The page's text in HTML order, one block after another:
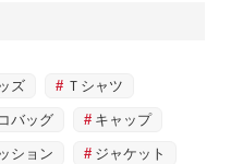
ズ Ｔシャツ
バッグ キャップ
ション ジャケット